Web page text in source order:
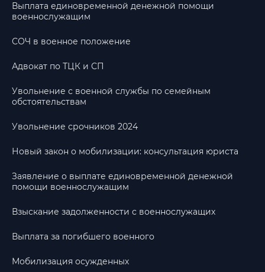
Выплата единовременной денежной помощи
военнослужащим
СОЧ в военное положение
Адвокат по ТЦК и СП
Увольнение с военной службы по семейным
обстоятельствам
Увольнение срочников 2024
Новый закон о мобилизации: консультация юриста
Заявление о выплате единовременной денежной
помощи военнослужащим
Взыскание задолженности с военнослужащих
Выплата за погибшего военного
Мобилизация осужденных